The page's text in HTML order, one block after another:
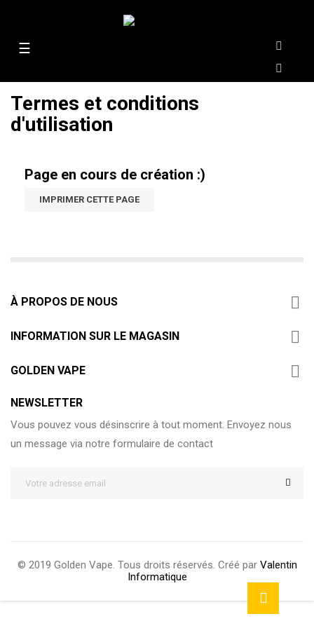
Basculer
☰
Termes et conditions
d'utilisation
Page en cours de création :)
À PROPOS DE NOUS 
INFORMATION SUR LE MAGASIN 
GOLDEN VAPE 
NEWSLETTER
Vous pouvez vous désinscrire à tout moment. Envoyez nous
un message via notre formulaire de contact
© 2019 Golden Vape. Tous droits réservés. Créé par Valentin
Informatique